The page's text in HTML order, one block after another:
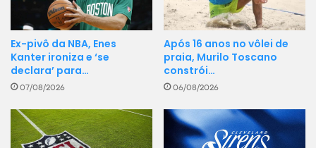
Ex-pivô da NBA, Enes
Kanter ironiza e ‘se
declara’ para…
07/08/2026
Após 16 anos no vôlei de
praia, Murilo Toscano
constrói…
06/08/2026